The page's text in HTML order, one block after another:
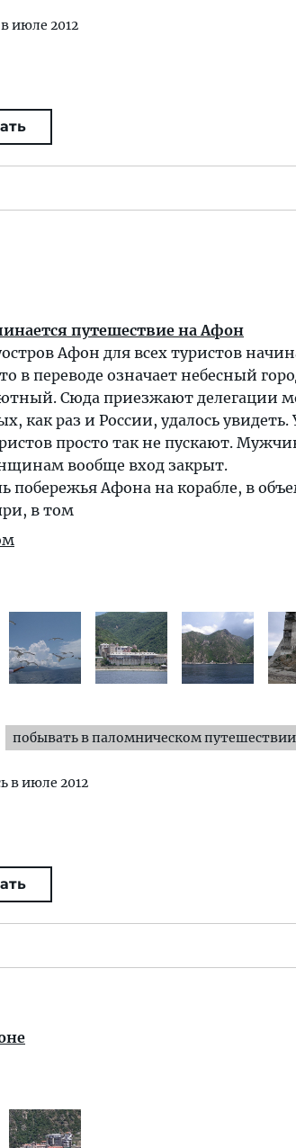
июле 2012
путешествие на Афон
Афон для всех туристов
в переводе означает небесный
Сюда приезжают делегации
как раз и России, удалось
просто так не пускают.
вообще вход закрыт.
побережья Афона на корабле, в
в том
побывать в паломническом путешествии
в июле 2012